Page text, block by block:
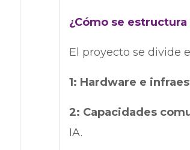
¿Cómo se
El proyecto se divide
1: Hardware e
2: Capacidades
IA.